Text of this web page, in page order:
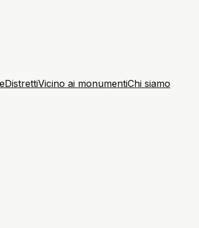
DistrettiVicino ai monumentiChi siamo